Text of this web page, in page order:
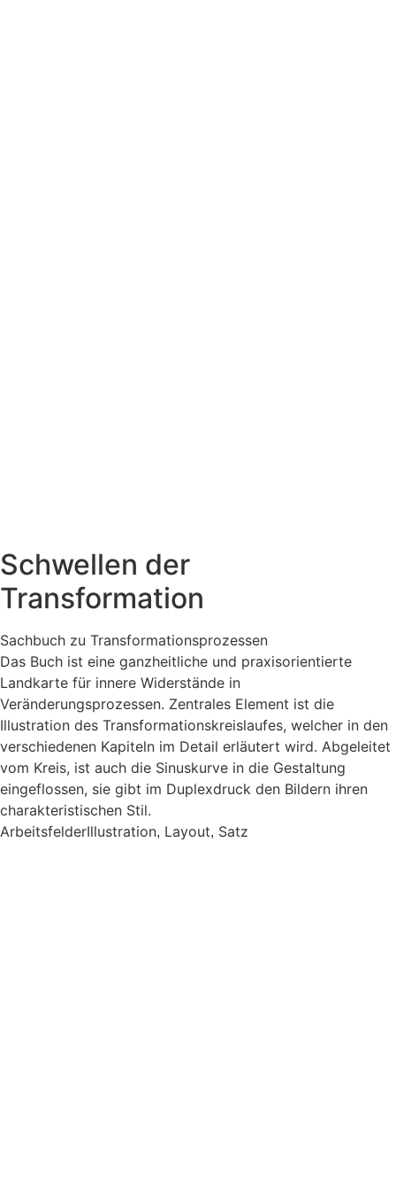
Schwellen der
Transformation
Sachbuch zu Transformationsprozessen
Das Buch ist eine ganzheitliche und praxisorientierte
Landkarte für innere Widerstände in
Veränderungsprozessen. Zentrales Element ist die
Illustration des Transformationskreislaufes, welcher in den
verschiedenen Kapiteln im Detail erläutert wird. Abgeleitet
vom Kreis, ist auch die Sinuskurve in die Gestaltung
eingeflossen, sie gibt im Duplexdruck den Bildern ihren
charakteristischen Stil.
ArbeitsfelderIllustration, Layout, Satz